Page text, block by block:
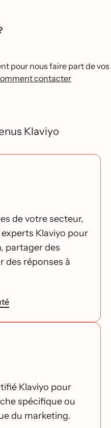
pour nous faire part de vos
contacter
Klaviyo
de votre secteur,
Klaviyo pour
partager des
des réponses à
Klaviyo pour
spécifique ou
du marketing.